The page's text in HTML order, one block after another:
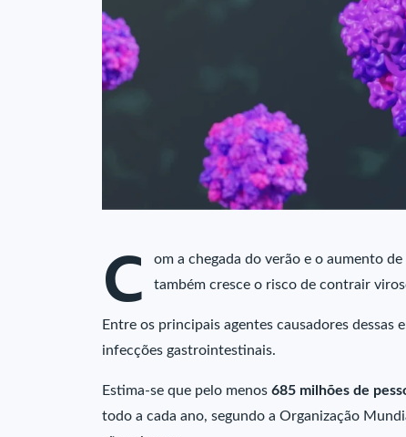
C
om a chegada do verão e o aumento
também cresce o risco de contrair
Entre os principais agentes causadores
infecções gastrointestinais.
Estima-se que pelo menos 685 milhões de
todo a cada ano, segundo a Organização